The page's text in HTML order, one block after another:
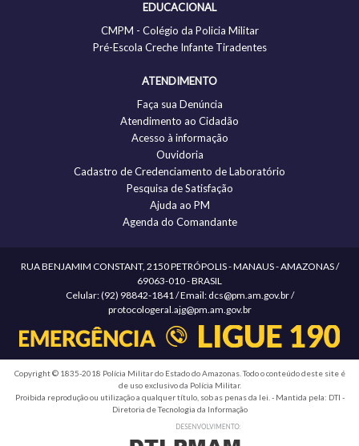
EDUCACIONAL
CMPM - Colégio da Policia Militar
Pré-Escola Creche Infante Tiradentes
ATENDIMENTO
Faça sua Denúncia
Atendimento ao Cidadão
Acesso à informação
Ouvidoria
Cadastro de Credenciamento de Laboratório
Pesquisa de Satisfação
Ajuda ao PM
Agenda do Comandante
RUA BENJAMIM CONSTANT, 2150 PETRÓPOLIS - MANAUS - AMAZONAS /
69063-010 - BRASIL
Celular: (92) 98842-1841 / Email: dcs@pm.am.gov.br /
protocologeral.ajg@pm.am.gov.br
Copyright © 1835-2018 Polícia Militar do Estado do Amazonas. Todo o conteúdo deste site é
de uso exclusivo da Polícia Militar.
Proibida reprodução ou utilização a qualquer título, sob as penas da lei. - Mantida pela: DTI -
Diretoria de Tecnologia da Informação